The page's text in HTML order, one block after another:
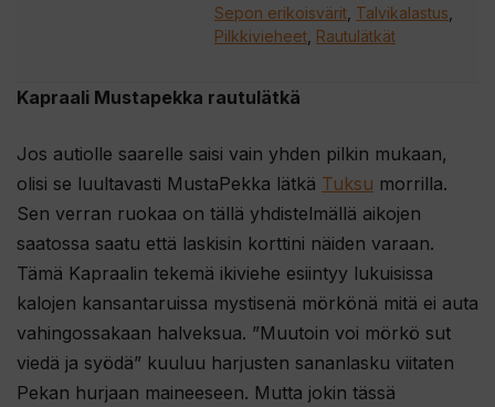
Kapraali Mustapekka rautulätkä
Jos autiolle saarelle saisi vain yhden pilkin mukaan,
olisi se luultavasti MustaPekka lätkä Tuksu morrilla.
Sen verran ruokaa on tällä yhdistelmällä aikojen
saatossa saatu että laskisin korttini näiden varaan.
Tämä Kapraalin tekemä ikiviehe esiintyy lukuisissa
kalojen kansantaruissa mystisenä mörkönä mitä ei auta
vahingossakaan halveksua. ”Muutoin voi mörkö sut
viedä ja syödä” kuuluu harjusten sananlasku viitaten
Pekan hurjaan maineeseen. Mutta jokin tässä
Sepon erikoisvärit Talvikalastus
Pilkkivieheet Rautulätkät